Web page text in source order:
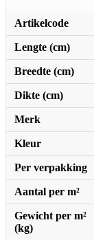
Artikelcode
Lengte (cm)
Breedte (cm)
Dikte (cm)
Merk
Kleur
Per verpakking
Aantal per m²
Gewicht per m²
(kg)